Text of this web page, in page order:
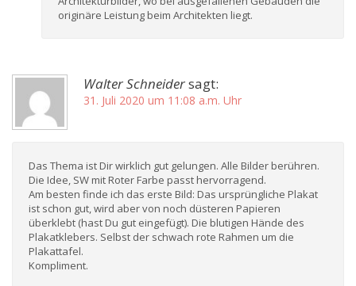
originäre Leistung beim Architekten liegt.
Walter Schneidersagt:
31. Juli 2020 um 11:08 a.m. Uhr
Das Thema ist Dir wirklich gut gelungen. Alle Bilder berühren.
Die Idee, SW mit Roter Farbe passt hervorragend.
Am besten finde ich das erste Bild: Das ursprüngliche Plakat
ist schon gut, wird aber von noch düsteren Papieren
überklebt (hast Du gut eingefügt). Die blutigen Hände des
Plakatklebers. Selbst der schwach rote Rahmen um die
Plakattafel.
Kompliment.